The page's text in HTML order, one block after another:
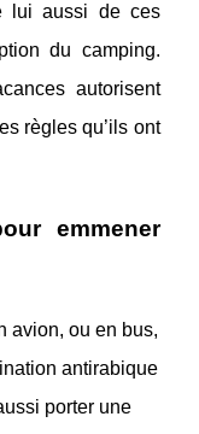
lui aussi de ces
du camping.
autorisent
règles qu’ils ont
emmener
avion, ou en bus,
antirabique
porter une